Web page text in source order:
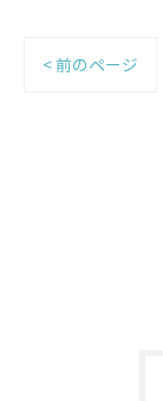
< 前のページ